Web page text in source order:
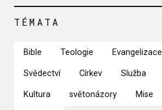
TÉMATA
Bible Teologie Evangelizace
Svědectví Církev Služba
Kultura světonázory Mise